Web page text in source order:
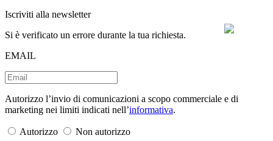
Iscriviti alla newsletter
Si è verificato un errore durante la tua richiesta.
EMAIL
Autorizzo l’invio di comunicazioni a scopo commerciale e di
marketing nei limiti indicati nell’informativa.
Autorizzo
Non autorizzo